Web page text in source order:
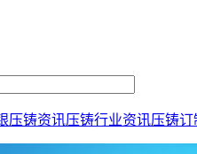
压铸资讯压铸行业资讯压铸